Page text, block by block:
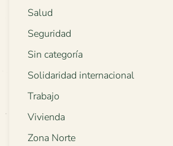
Salud
Seguridad
Sin categoría
Solidaridad internacional
Trabajo
Vivienda
Zona Norte